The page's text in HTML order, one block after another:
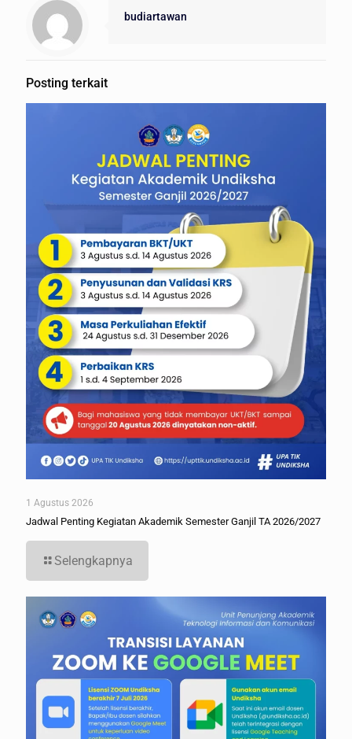
budiartawan
Posting terkait
1 Agustus 2026
Jadwal Penting Kegiatan Akademik Semester Ganjil TA 2026/2027
Selengkapnya